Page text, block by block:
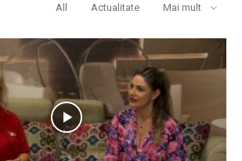
All Actualitate Mai mult